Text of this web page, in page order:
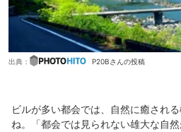
出典： P20Bさんの投稿
ビルが多い都会では、自然に癒され
ね。「都会では見られない雄大な自